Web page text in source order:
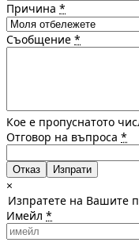
Причина *
Съобщение *
Кое е пропуснатото
Отговор на въпроса *
Отказ
×
Изпратете на Вашите
Имейл *